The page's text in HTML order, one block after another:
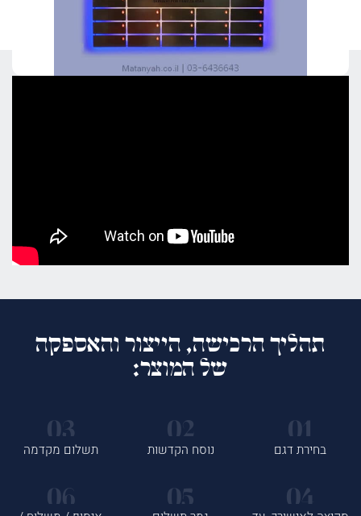
תהליך הרכישה, הייצור והאספקה
של המוצר:
בחירת דגם נוסח הקדשות תשלום מקדמה